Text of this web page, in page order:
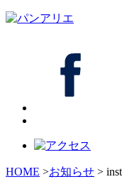
HOME >お知らせ >